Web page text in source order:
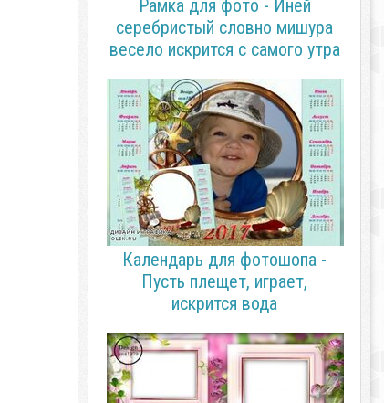
Рамка для фото - Иней
серебристый словно мишура
весело искрится с самого утра
Календарь для фотошопа -
Пусть плещет, играет,
искрится вода